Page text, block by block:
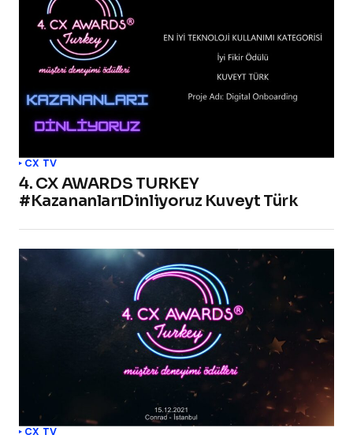
CX TV
4. CX AWARDS TURKEY
#KazananlarıDinliyoruz Kuveyt Türk
CX TV